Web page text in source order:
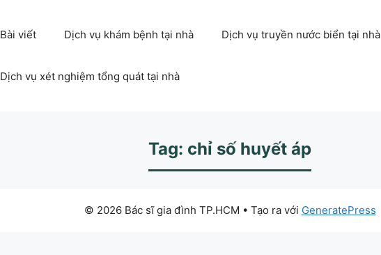
Bài viết Dịch vụ khám bệnh tại nhà Dịch vụ truyền nước biển tại nhà
Dịch vụ xét nghiệm tổng quát tại nhà
Tag: chỉ số huyết áp
© 2026 Bác sĩ gia đình TP.HCM • Tạo ra với GeneratePress